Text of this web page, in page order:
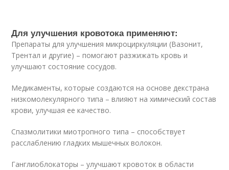
Для улучшения кровотока применяют:
Препараты для улучшения микроциркуляции (Вазонит,
Трентал и другие) – помогают разжижать кровь и
улучшают состояние сосудов.
Медикаменты, которые создаются на основе декстрана
низкомолекулярного типа – влияют на химический состав
крови, улучшая ее качество.
Спазмолитики миотропного типа – способствует
расслаблению гладких мышечных волокон.
Ганглиоблокаторы – улучшают кровоток в области